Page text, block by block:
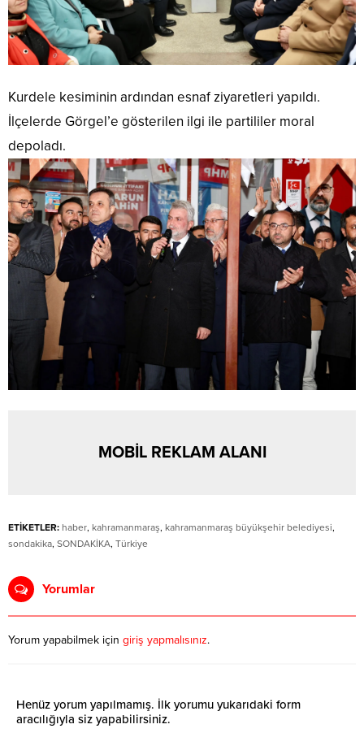
Kurdele kesiminin ardından esnaf ziyaretleri yapıldı.
İlçelerde Görgel’e gösterilen ilgi ile partililer moral
depoladı.
MOBİL REKLAM ALANI
ETİKETLER: haber, kahramanmaraş, kahramanmaraş büyükşehir belediyesi,
sondakika, SONDAKİKA, Türkiye
Yorumlar
Yorum yapabilmek için giriş yapmalısınız.
Henüz yorum yapılmamış. İlk yorumu yukarıdaki form
aracılığıyla siz yapabilirsiniz.